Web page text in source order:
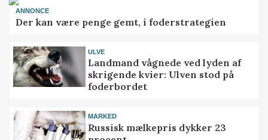
ANNONCE
Der kan være penge gemt, i foderstrategien
ULVE
Landmand vågnede ved lyden af
skrigende kvier: Ulven stod på
foderbordet
MARKED
Russisk mælkepris dykker 23